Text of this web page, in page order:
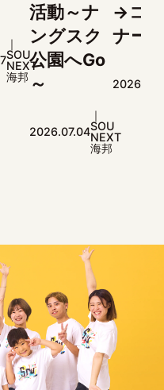
ナ
スク
Go
SOU
NEXT
→コー
ナー遊び
SOU
NEXT
行